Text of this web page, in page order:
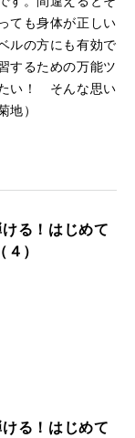
ても身体が正しい
ルの方にも有効で
するための万能ツ
い！ そんな思い
地）
る！はじめて
）
る！はじめて